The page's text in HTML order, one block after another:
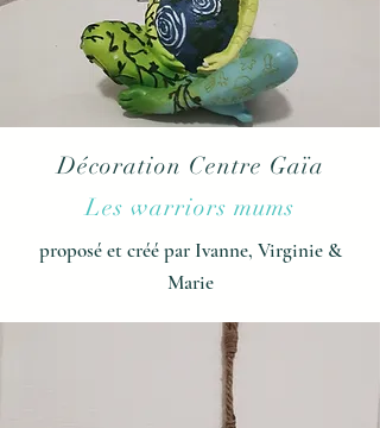
Décoration Centre Gaïa
Les warriors mums
proposé et créé par Ivanne, Virginie &
Marie